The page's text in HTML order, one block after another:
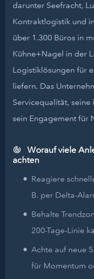
darunter Seefracht,
Kontraktlogistik und
über 1.300 Büros in
Kühne+Nagel in der
Logistiklösungen für
liefern. Das
Servicequalität,
sein Engagement für
Worauf viele
achten
Reagiere
B. per Delta-
Behalte
200-Tage-Linie
Achte auf neue
für Momentum